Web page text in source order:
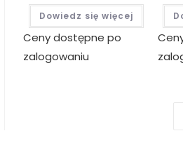
Dowiedz się więcej
Ceny dostępne po
zalogowaniu